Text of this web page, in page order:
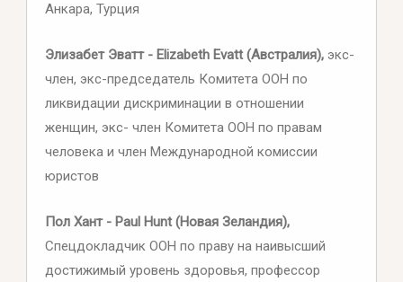
Анкара, Турция
Элизабет Эватт - Elizabeth Evatt (Австралия),экс-
член, экс-председатель Комитета ООН по
ликвидации дискриминации в отношении
женщин, экс- член Комитета ООН по правам
человека и член Международной комиссии
юристов
Пол Хант - Paul Hunt (Новая Зеландия),
Спецдокладчик ООН по праву на наивысший
достижимый уровень здоровья, профессор